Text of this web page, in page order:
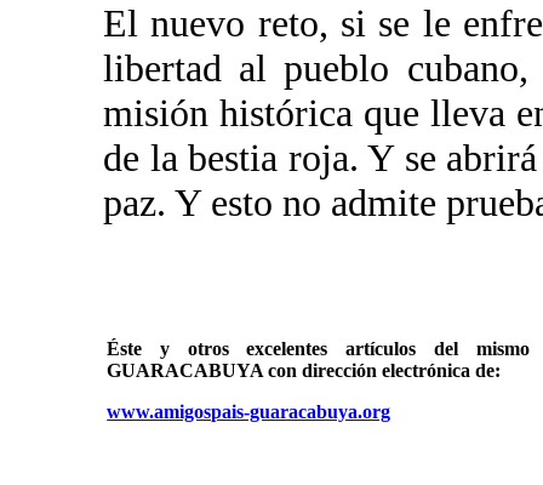
El nuevo reto, si se le
libertad al pueblo
misión histórica que lleva
de la bestia roja. Y se
paz. Y esto no admite
Éste y otros excelentes artículos del
GUARACABUYA con dirección electrónica de:
www.amigospais-guaracabuya.org